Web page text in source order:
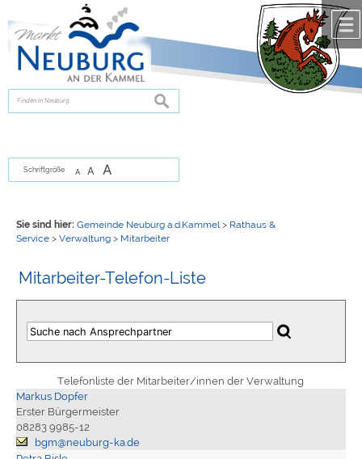
zur Navigationoder
springen.
suchen
Schriftgröße A A A
Sie sind hier: Gemeinde Neuburg a.d.Kammel > Rathaus &
Service> Verwaltung> Mitarbeiter
Mitarbeiter-Telefon-Liste
Telefonliste der Mitarbeiter/innen der Verwaltung
Markus Dopfer
Erster Bürgermeister
08283 9985-12
bgm@neuburg-ka.de